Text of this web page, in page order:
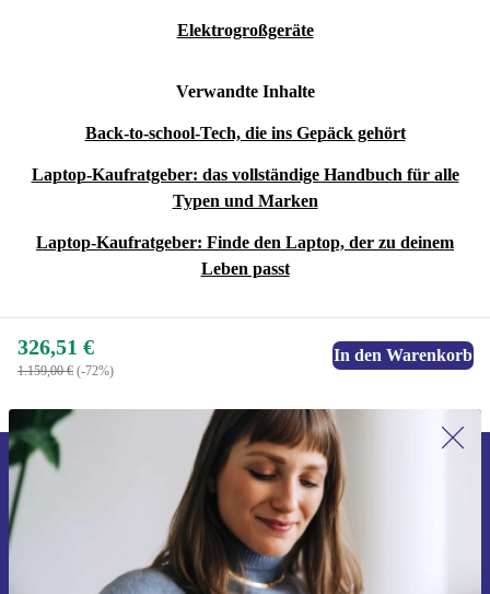
Elektrogroßgeräte
Verwandte Inhalte
Back-to-school-Tech, die ins Gepäck gehört
Laptop-Kaufratgeber: das vollständige Handbuch für alle
Typen und Marken
Laptop-Kaufratgeber: Finde den Laptop, der zu deinem
Leben passt
326,51 €
1.159,00 € (-72%)
In den Warenkorb
Erstmals zum Newsletter anmelden,
15 € sparen!
Verpasse kein Angebot mehr.